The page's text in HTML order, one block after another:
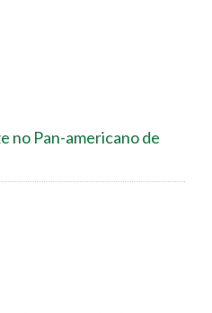
no Pan-americano de